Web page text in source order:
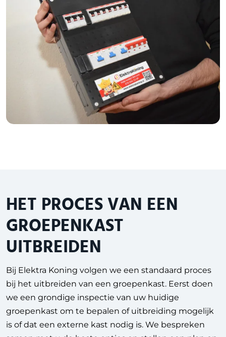
HET PROCES VAN EEN
GROEPENKAST
UITBREIDEN
Bij Elektra Koning volgen we een standaard proces
bij het uitbreiden van een groepenkast. Eerst doen
we een grondige inspectie van uw huidige
groepenkast om te bepalen of uitbreiding mogelijk
is of dat een externe kast nodig is. We bespreken